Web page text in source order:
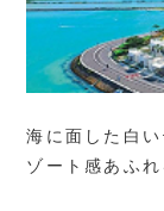
海に面した白
ゾート感あふ